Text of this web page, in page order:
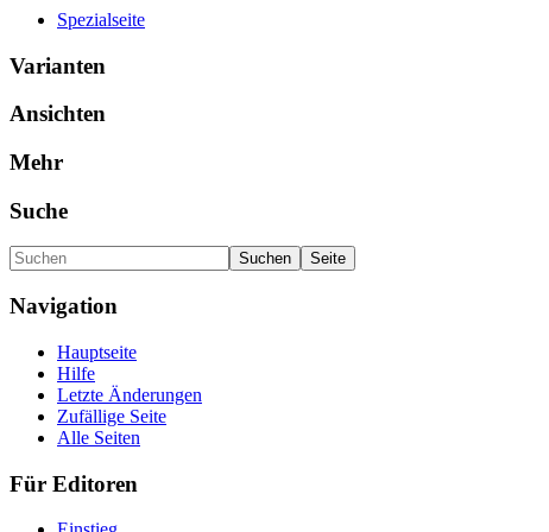
Spezialseite
Varianten
Ansichten
Mehr
Suche
Navigation
Hauptseite
Hilfe
Letzte Änderungen
Zufällige Seite
Alle Seiten
Für Editoren